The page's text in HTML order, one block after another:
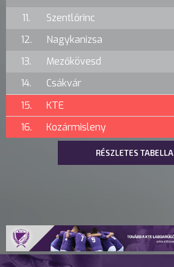
11.
Szentlőrinc
12.
Nagykanizsa
13.
Mezőkövesd
14.
Csákvár
15.
KTE
16.
Kozármisleny
RÉSZLETES TABELLA